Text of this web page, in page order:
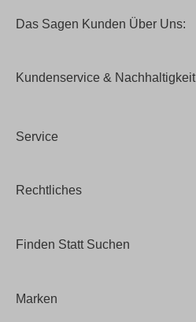
Das Sagen Kunden Über Uns:
Kundenservice & Nachhaltigkeit
Service
Rechtliches
Finden Statt Suchen
Marken